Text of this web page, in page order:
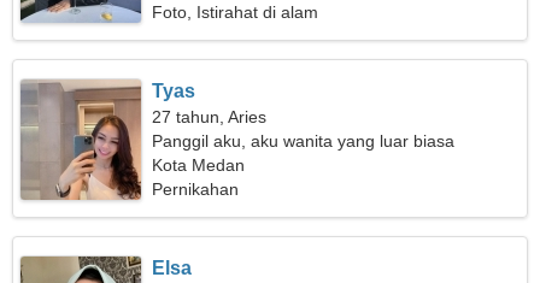
Foto, Istirahat di alam
Tyas
27 tahun, Aries
Panggil aku, aku wanita yang luar biasa
Kota Medan
Pernikahan
Elsa